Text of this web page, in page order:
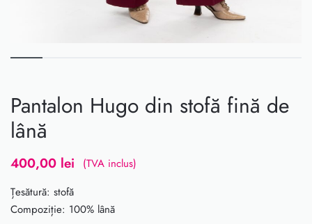
Pantalon Hugo din stofă fină de
lână
400,00 lei
(TVA inclus)
Țesătură: stofă
Compoziție: 100% lână